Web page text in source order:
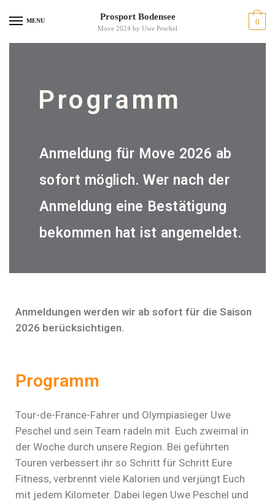
MENU Prosport Bodensee
Move 2024 by Uwe Peschel
0
Programm
Anmeldung für Move 2026 ab
sofort möglich. Wer nach der
Anmeldung eine Bestätigung
bekommen hat ist angemeldet.
Anmeldungen werden wir ab sofort für die Saison
2026 berücksichtigen.
Programm
Tour-de-France-Fahrer und Olympiasieger Uwe
Peschel und sein Team radeln mit Euch zweimal in
der Woche durch unsere Region. Bei geführten
Touren verbessert ihr so Schritt für Schritt Eure
Fitness, verbrennt viele Kalorien und verjüngt Euch
mit jedem Kilometer. Dabei legen Uwe Peschel und